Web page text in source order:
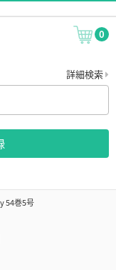
0
詳細検索
54巻5号